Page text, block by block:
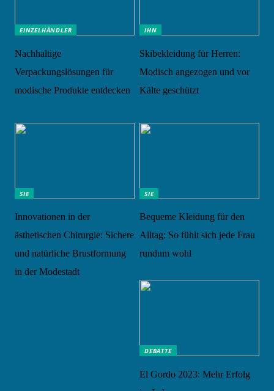
EINZELHÄNDLER
Nachhaltige
Verpackungslösungen für
modische Produkte entdecken
IHN
Skibekleidung für Herren:
Modisch angezogen und vor
Kälte geschützt
SIE
Innovationen in der
ästhetischen Chirurgie: Sichere
und natürliche Brustformung
in der Modestadt
SIE
Bequeme Kleidung für den
Alltag: So fühlt sich jede Frau
rundum wohl
DEBATTE
El Gordo 2023: Mehr Erfolg